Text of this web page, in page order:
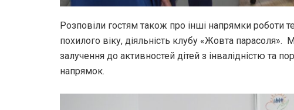
Розповіли гостям також про інші напрямки роботи
похилого віку, діяльність клубу «Жовта парасоля».
залучення до активностей дітей з інвалідністю та
напрямок.